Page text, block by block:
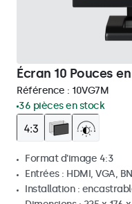
Écran 10 Pouces
Référence : 10VG7M
36 pièces en stock
Format d'image 4:3
Entrées : HDMI, VGA,
Installation :